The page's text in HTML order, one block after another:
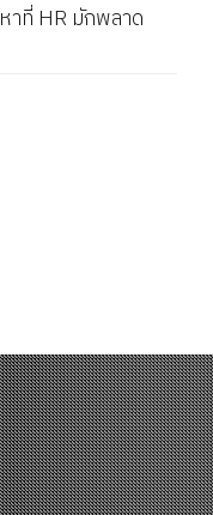
ที่ HR มักพลาด